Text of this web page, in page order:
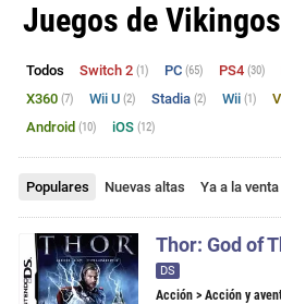
Juegos de
Todos Switch 2 (1) PC (65) PS4 (30)
X360 (7) Wii U (2) Stadia (2) Wii (1)
Android (10) iOS (12)
Populares Nuevas altas Ya a la venta
Thor: God of
DS
Acción > Acción y